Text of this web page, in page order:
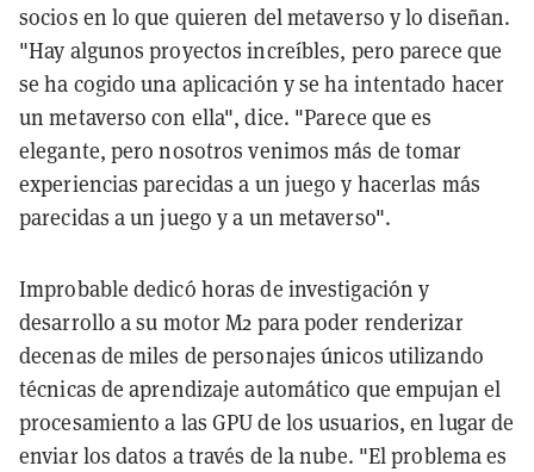
socios en lo que quieren del metaverso y lo diseñan.
"Hay algunos proyectos increíbles, pero parece que
se ha cogido una aplicación y se ha intentado hacer
un metaverso con ella", dice. "Parece que es
elegante, pero nosotros venimos más de tomar
experiencias parecidas a un juego y hacerlas más
parecidas a un juego y a un metaverso".
Improbable dedicó horas de investigación y
desarrollo a su motor M2 para poder renderizar
decenas de miles de personajes únicos utilizando
técnicas de aprendizaje automático que empujan el
procesamiento a las GPU de los usuarios, en lugar de
enviar los datos a través de la nube. "El problema es